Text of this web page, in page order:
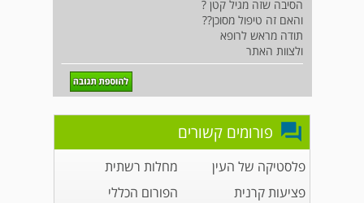
הסיבה שזה מגיל קטן ?
והאם זה טיפול מסוכן??
תודה מראש לרופא
ולצוות האתר
פורומים קשורים
פלסטיקה של העין
מחלות רשתית
פציעות קרנית
הפורום הכללי